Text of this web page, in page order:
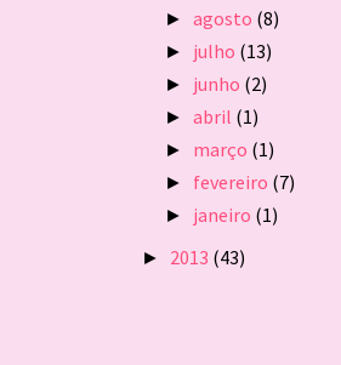
►agosto (8)
► julho (13)
► junho (2)
►abril (1)
► março (1)
► fevereiro (7)
► janeiro (1)
► 2013 (43)